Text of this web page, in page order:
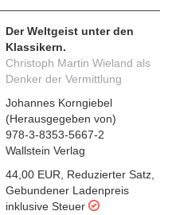
Der Weltgeist unter den
Klassikern.
Christoph Martin Wieland als
Denker der Vermittlung
Johannes Korngiebel
(Herausgegeben von)
978-3-8353-5667-2
Wallstein Verlag
44,00 EUR
Reduzierter Satz
Gebundener Ladenpreis
inklusive Steuer